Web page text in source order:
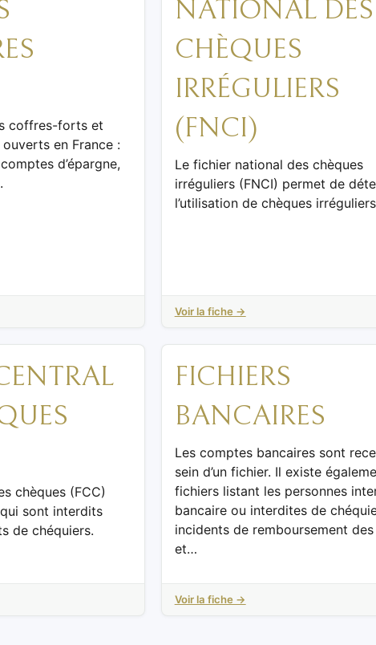
coffres-forts et
en France :
d’épargne,
NATIONAL DES
CHÈQUES
IRRÉGULIERS
(FNCI)
Le fichier national des chèques
irréguliers (FNCI) permet de
l’utilisation de chèques irréguliers
Voir la fiche →
chèques (FCC)
sont interdits
de chéquiers.
FICHIERS
BANCAIRES
Les comptes bancaires sont
sein d’un fichier. Il existe
fichiers listant les personnes
bancaire ou interdites de
incidents de remboursement
et…
Voir la fiche →